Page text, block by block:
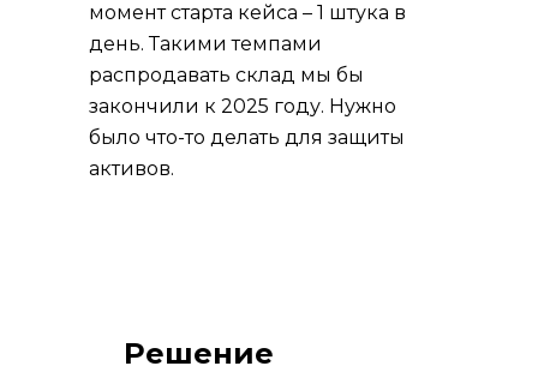
момент старта кейса – 1 штука в
день. Такими темпами
распродавать склад мы бы
закончили к 2025 году. Нужно
было что-то делать для защиты
активов.
Решение